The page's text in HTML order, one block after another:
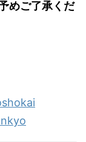
めご了承くだ